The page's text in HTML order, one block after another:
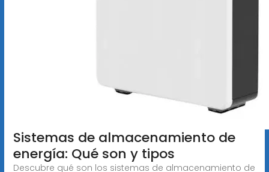
Sistemas de almacenamiento de
energía: Qué son y tipos
Descubre qué son los sistemas de almacenamiento de